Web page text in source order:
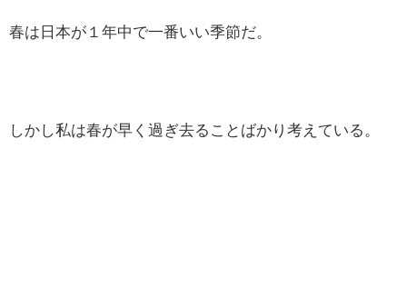
春は日本が１年中で一番いい季節だ。
しかし私は春が早く過ぎ去ることばかり考えている。